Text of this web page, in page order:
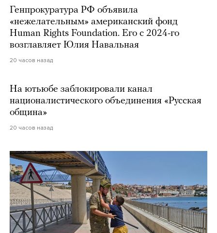
Генпрокуратура РФ объявила
«нежелательным» американский фонд
Human Rights Foundation. Его с 2024-го
возглавляет Юлия Навальная
20 часов назад
На ютьюбе заблокировали канал
националистического объединения «Русская
община»
20 часов назад